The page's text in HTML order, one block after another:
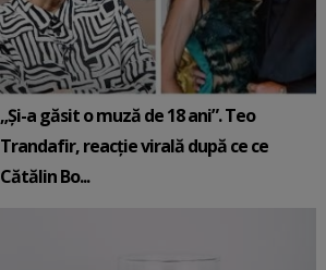
„Și-a găsit o muză de 18 ani”. Teo
Trandafir, reacție virală după ce ce
Cătălin Bo...